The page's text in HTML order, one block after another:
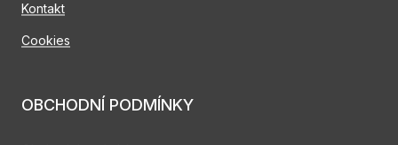
Kontakt
Cookies
OBCHODNÍ PODMÍNKY